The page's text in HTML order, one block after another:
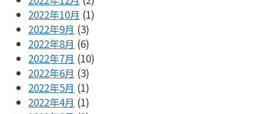
2022年10月 (1)
2022年9月 (3)
2022年8月 (6)
2022年7月 (10)
2022年6月 (3)
2022年5月 (1)
2022年4月 (1)